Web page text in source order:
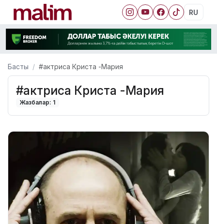
RU
Басты #актриса Криста -Мария
#актриса Криста -Мария
Жазбалар: 1